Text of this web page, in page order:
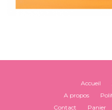
Accueil
A propos
Contact
Panier